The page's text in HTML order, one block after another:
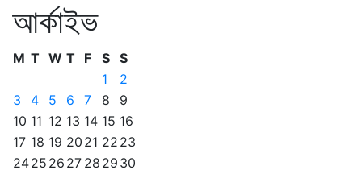
আর্কাইভ
M T W T F S S
1
2
3
4 5 6 7 8
9
10 11 12 13 14 15 16
17 18 19 20 21 22 23
2425 26 27 28 29 30